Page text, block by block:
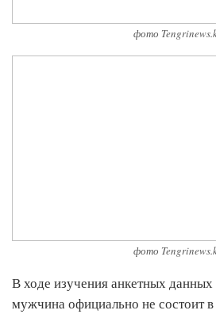
фото
фото
В ходе изучения анкетных данных
мужчина официально не состоит в